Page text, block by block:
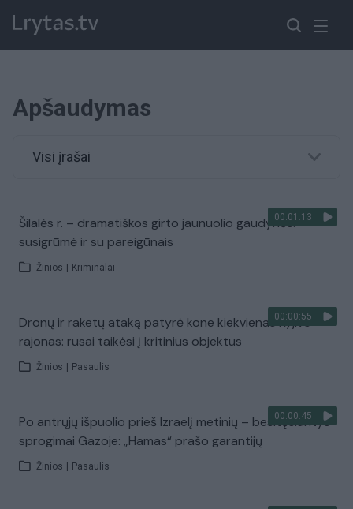
Apšaudymas
Visi įrašai
00:01:13
Šilalės r. – dramatiškos girto jaunuolio gaudynės:
susigrūmė ir su pareigūnais
Žinios Kriminalai
00:00:55
Dronų ir raketų ataką patyrė kone kiekvienas Kyjivo
rajonas: rusai taikėsi į kritinius objektus
Žinios Pasaulis
00:00:45
Po antrųjų išpuolio prieš Izraelį metinių – besitęsiantys
sprogimai Gazoje: „Hamas“ prašo garantijų
Žinios Pasaulis